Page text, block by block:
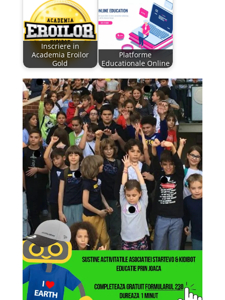
Inscriere in
Academia Eroilor
Gold
Platforme
Educationale Online